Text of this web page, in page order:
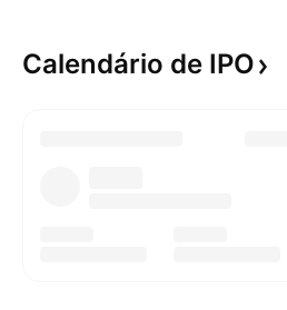
Calendário de IPO